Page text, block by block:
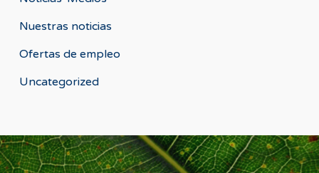
Nuestras noticias
Ofertas de empleo
Uncategorized